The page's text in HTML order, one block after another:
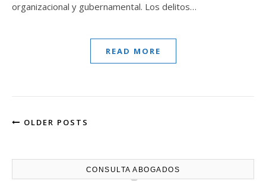
organizacional y gubernamental. Los delitos…
READ MORE
OLDER POSTS
CONSULTA ABOGADOS